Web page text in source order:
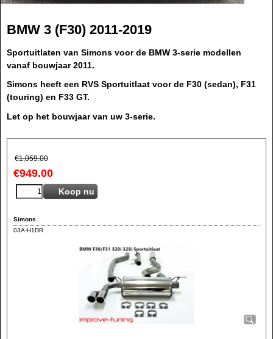
BMW 3 (F30) 2011-2019
Sportuitlaten van Simons voor de BMW 3-serie modellen
vanaf bouwjaar 2011.
Simons heeft een RVS Sportuitlaat voor de F30 (sedan), F31
(touring) en F33 GT.
Let op het bouwjaar van uw 3-serie.
€1,059.00
€949.00
Koop nu
Simons
03A-H1DR